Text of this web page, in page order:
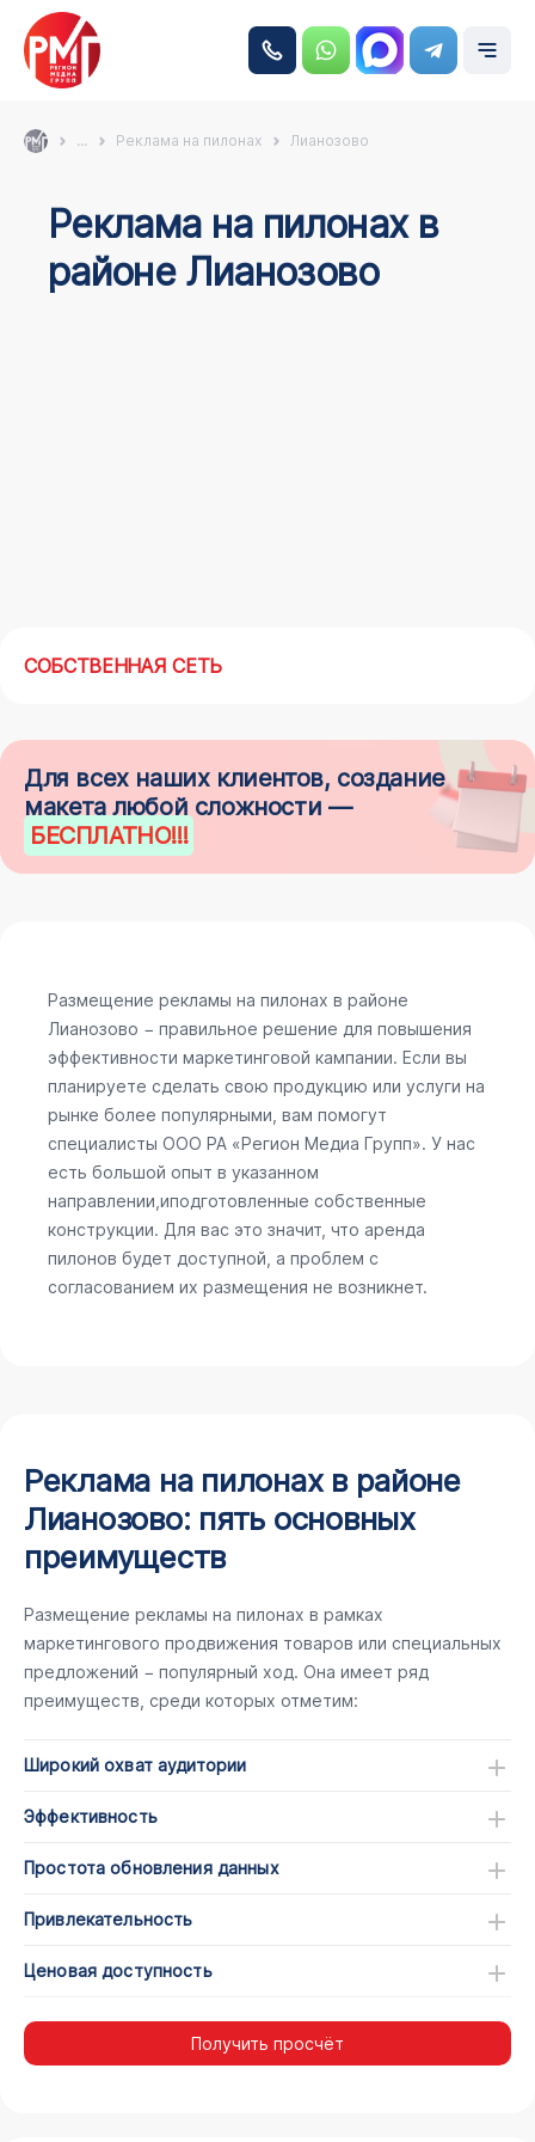
... Реклама на пилонах Лианозово
Реклама на пилонах в
районе Лианозово
СОБСТВЕННАЯ СЕТЬ
Для всех наших клиентов, создание
макета любой сложности —
БЕСПЛАТНО!!!
Размещение рекламы на пилонах в районе
Лианозово − правильное решение для повышения
эффективности маркетинговой кампании. Если вы
планируете сделать свою продукцию или услуги на
рынке более популярными, вам помогут
специалисты ООО РА «Регион Медиа Групп». У нас
есть большой опыт в указанном
направлении,иподготовленные собственные
конструкции. Для вас это значит, что аренда
пилонов будет доступной, а проблем с
согласованием их размещения не возникнет.
Реклама на пилонах в районе
Лианозово: пять основных
преимуществ
Размещение рекламы на пилонах в рамках
маркетингового продвижения товаров или специальных
предложений − популярный ход. Она имеет ряд
преимуществ, среди которых отметим:
Широкий охват аудитории
Эффективность
Простота обновления данных
Привлекательность
Ценовая доступность
Получить просчёт